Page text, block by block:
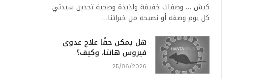
كيش … وصفات خفيفة ولذيذة وصحية تجدين سيدتي
كل يوم وصفة أو نصيحة من خبرائنا…
هل يمكن حقًا علاج عدوى
فيروس هانتا، وكيف؟
25/06/2026